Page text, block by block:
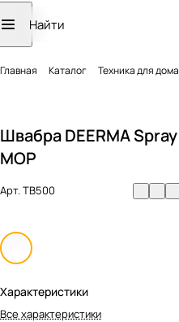
Главная Каталог Техника для дома
Швабра DEERMA Spray
MOP
Арт.TB500
Характеристики
Все характеристики